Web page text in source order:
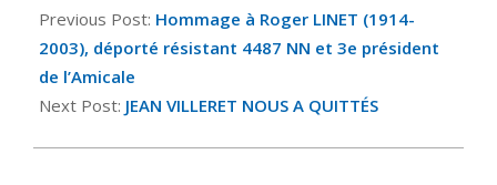
Previous Post: Hommage à Roger LINET (1914-
2003), déporté résistant 4487 NN et 3e président
de l’Amicale
Next Post: JEAN VILLERET NOUS A QUITTÉS